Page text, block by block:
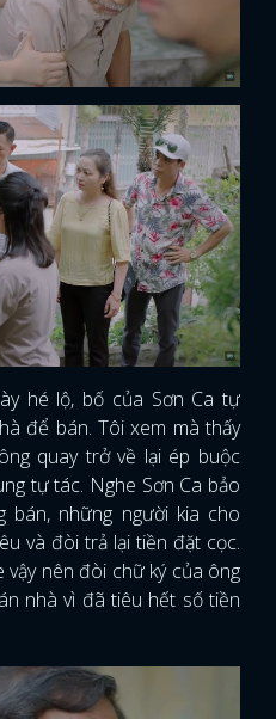
hé lộ, bố của Sơn Ca tự
để bán. Tôi xem mà thấy
quay trở về lại ép buộc
tự tác. Nghe Sơn Ca bảo
bán, những người kia cho
và đòi trả lại tiền đặt cọc.
vậy nên đòi chữ ký của ông
nhà vì đã tiêu hết số tiền